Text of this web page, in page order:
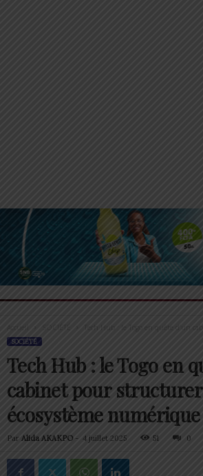
Accueil Tech Hub : le Togo en quête d’un
SOCIÉTÉ
Tech Hub : le Togo en
cabinet pour
écosystème numérique
Par Alida AKAKPO - 4 juillet 2025 51 0